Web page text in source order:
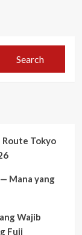
Route Tokyo
Mana yang
Wajib
Fuji